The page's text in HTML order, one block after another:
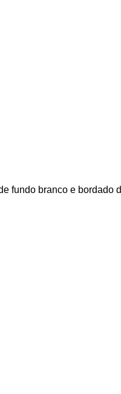
fundo branco e bordado